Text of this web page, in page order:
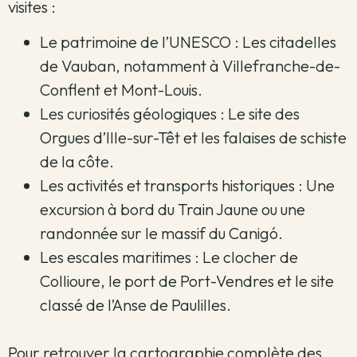
visites :
Le patrimoine de l’UNESCO : Les citadelles
de Vauban, notamment à Villefranche-de-
Conflent et Mont-Louis.
Les curiosités géologiques : Le site des
Orgues d’Ille-sur-Têt et les falaises de schiste
de la côte.
Les activités et transports historiques : Une
excursion à bord du Train Jaune ou une
randonnée sur le massif du Canigó.
Les escales maritimes : Le clocher de
Collioure, le port de Port-Vendres et le site
classé de l’Anse de Paulilles.
Pour retrouver la cartographie complète des